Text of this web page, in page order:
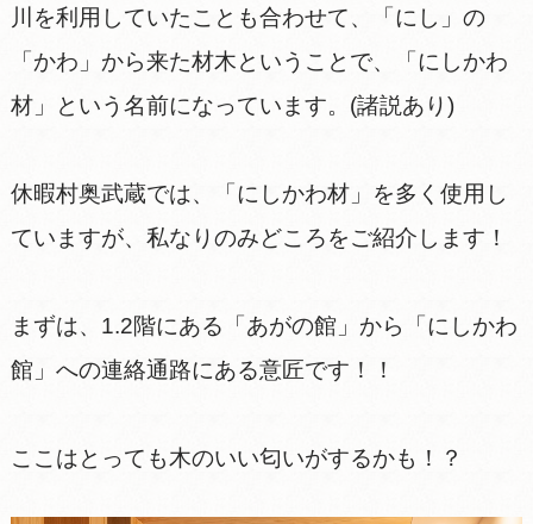
川を利用していたことも合わせて、「にし」の
「かわ」から来た材木ということで、「にしかわ
材」という名前になっています。(諸説あり)
休暇村奥武蔵では、「にしかわ材」を多く使用し
ていますが、私なりのみどころをご紹介します！
まずは、1.2階にある「あがの館」から「にしかわ
館」への連絡通路にある意匠です！！
ここはとっても木のいい匂いがするかも！？